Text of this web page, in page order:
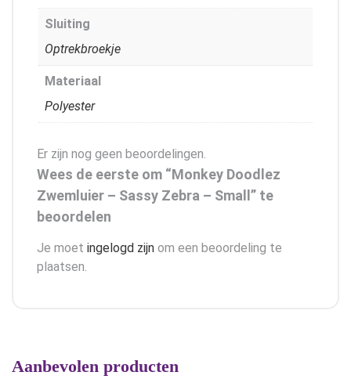
Sluiting
Optrekbroekje
Materiaal
Polyester
Er zijn nog geen beoordelingen.
Wees de eerste om “Monkey Doodlez
Zwemluier – Sassy Zebra – Small” te
beoordelen
Je moet ingelogd zijn om een beoordeling te
plaatsen.
Aanbevolen producten